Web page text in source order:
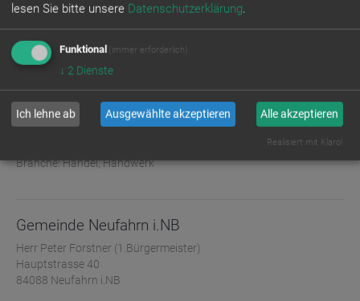
Geflügelhof Englbrecht
Herr Bernhard Stadler
Hauptstr. 96
84088 Neufahrn i.NB
08773-240
Branche: Handel, Handwerk
Gemeinde Neufahrn i.NB
Herr Peter Forstner (1.Bürgermeister)
Hauptstrasse 40
84088 Neufahrn i.NB
lesen Sie bitte unsere Datenschutzerklärung.
Funktional (immer erforderlich)
↓ 2 Dienste
Ich lehne ab Ausgewählte akzeptieren Alle akzeptieren
Realisiert mit Klaro!